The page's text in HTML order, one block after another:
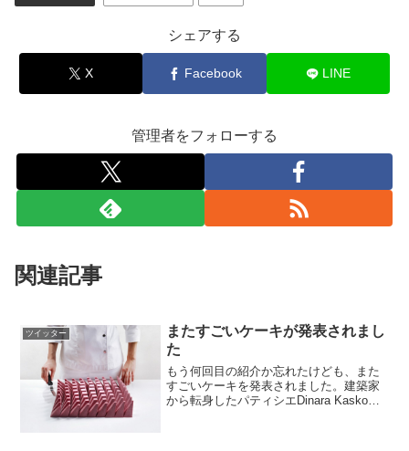
シェアする
X Facebook LINE
管理者をフォローする
関連記事
ツイッター
またすごいケーキが発表されまし
た
もう何回目の紹介か忘れたけども、また
すごいケーキを発表されました。建築家
から転身したパティシエDinara Kaskoさ